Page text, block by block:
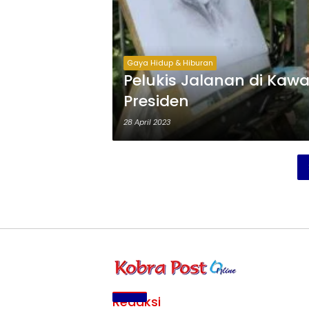
Gaya Hidup & Hiburan
Pelukis Jalanan di
Presiden
28 April 2023
Redaksi